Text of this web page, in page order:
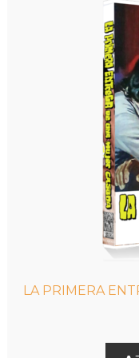
LA PRIMERA